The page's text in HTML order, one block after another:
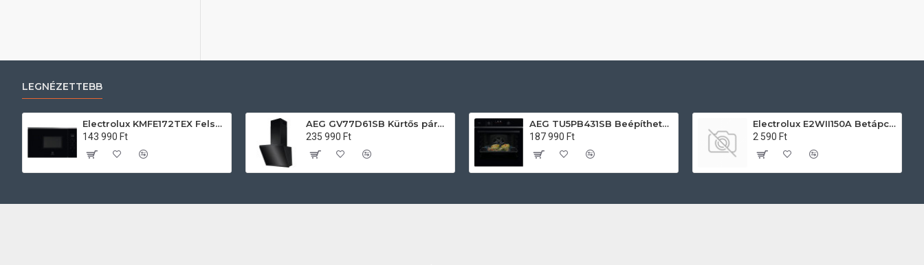
LEGNÉZETTEBB
Electrolux KMFE172TEX Felsőszekrénybe építhető mikrohullámú sütő
143 990 Ft
AEG GV77D61SB Kürtős páraelszívó
235 990 Ft
AEG TU5PB431SB Beépíthető villany sütő
187 990 Ft
Electrolux E2WII150A Betápcső mosógéphez és mosogatógéphez
2 590 Ft